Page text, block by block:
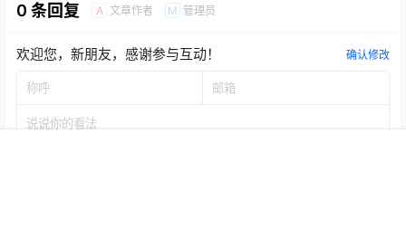
0 条回复 A 文章作者 M 管理员
欢迎您，新朋友，感谢参与互动！ 确认修改